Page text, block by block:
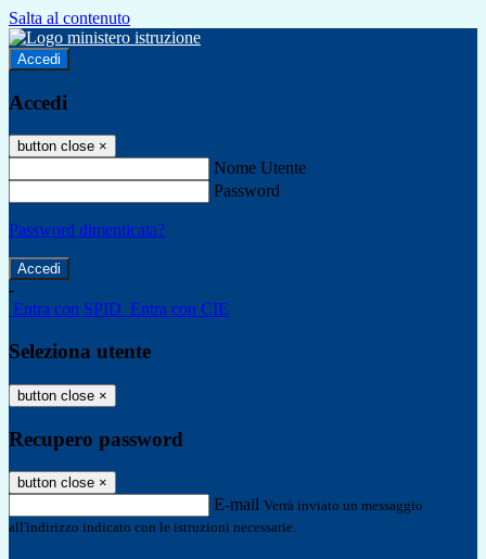
Salta al contenuto
Accedi
Accedi
button close ×
Nome Utente
Password
Password dimenticata?
-
Entra con SPID Entra con CIE
Seleziona utente
button close ×
Recupero password
button close ×
E-mail Verrà inviato un messaggio
all'indirizzo indicato con le istruzioni necessarie.